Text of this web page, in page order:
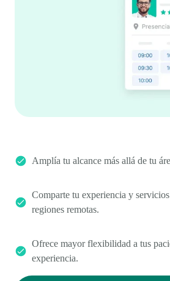
Amplía tu alcance más allá de tu
Comparte tu experiencia y
regiones remotas.
Ofrece mayor flexibilidad a tus
experiencia.